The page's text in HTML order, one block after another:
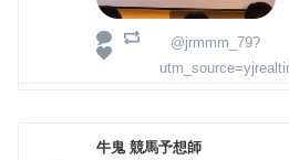
@jrmmm_79?
牛鬼 競馬予想師